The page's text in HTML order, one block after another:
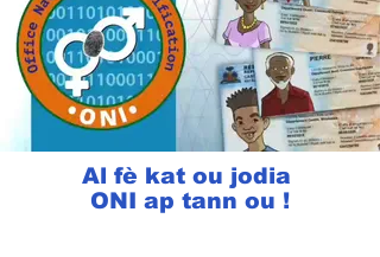
Al fè kat ou jodia
ONI ap tann ou !